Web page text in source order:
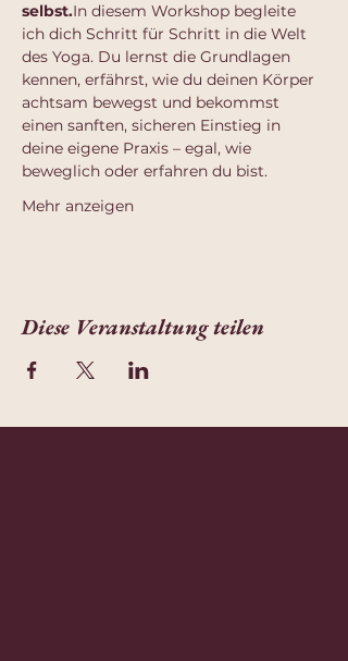
selbst.In diesem Workshop begleite
ich dich Schritt für Schritt in die Welt
des Yoga. Du lernst die Grundlagen
kennen, erfährst, wie du deinen Körper
achtsam bewegst und bekommst
einen sanften, sicheren Einstieg in
deine eigene Praxis – egal, wie
beweglich oder erfahren du bist.
Mehr anzeigen
Diese Veranstaltung teilen